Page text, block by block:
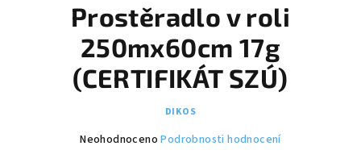
Prostěradlo v roli
250mx60cm 17g
(CERTIFIKÁT SZÚ)
DIKOS
Průměrné
Neohodnoceno Podrobnosti hodnocení